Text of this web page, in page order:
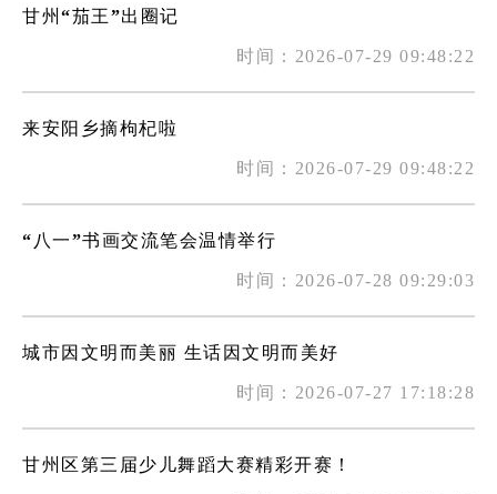
甘州“茄王”出圈记
时间：2026-07-29 09:48:22
来安阳乡摘枸杞啦
时间：2026-07-29 09:48:22
“八一”书画交流笔会温情举行
时间：2026-07-28 09:29:03
城市因文明而美丽 生话因文明而美好
时间：2026-07-27 17:18:28
甘州区第三届少儿舞蹈大赛精彩开赛！